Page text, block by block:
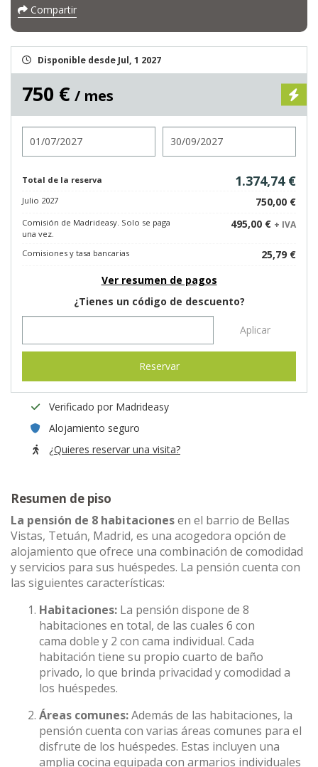
Compartir
Disponible desde Jul, 1 2027
750 € / mes
Total de la reserva 1.374,74 €
Julio 2027 750,00 €
Comisión de Madrideasy. Solo se paga
una vez.
495,00 € + IVA
Comisiones y tasa bancarias
25,79 €
Ver resumen de pagos
¿Tienes un código de descuento?
Aplicar
Reservar
Verificado por Madrideasy
Alojamiento seguro
¿Quieres reservar una visita?
Resumen de piso
La pensión de 8 habitacionesen el barrio de Bellas
Vistas, Tetuán, Madrid, es una acogedora opción de
alojamiento que ofrece una combinación de comodidad
y servicios para sus huéspedes. La pensión cuenta con
las siguientes características:
Habitaciones: La pensión dispone de 8
habitaciones en total, de las cuales 6 con
cama doble y 2 con cama individual. Cada
habitación tiene su propio cuarto de baño
privado, lo que brinda privacidad y comodidad a
los huéspedes.
Áreas comunes:Además de las habitaciones, la
pensión cuenta con varias áreas comunes para el
disfrute de los huéspedes. Estas incluyen una
amplia cocina equipada con armarios individuales